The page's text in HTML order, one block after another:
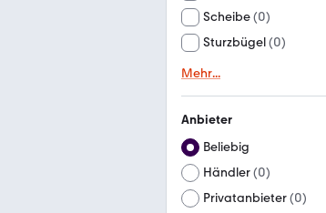
Scheibe(0)
Sturzbügel(0)
Mehr...
Anbieter
Beliebig
Händler(0)
Privatanbieter(0)